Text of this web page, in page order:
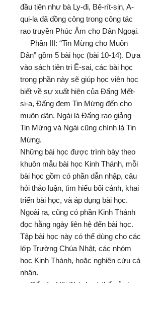
đầu tiên như bà Ly-đi, Bê-rít-sin, A-
qui-la đã đồng công trong công tác
rao truyền Phúc Âm cho Dân Ngoại.
Phần III: “Tin Mừng cho Muôn
Dân” gồm 5 bài học (bài 10-14). Dựa
vào sách tiên tri Ê-sai, các bài học
trong phần này sẽ giúp học viên học
biết về sự xuất hiện của Đấng Mết-
si-a, Đấng đem Tin Mừng đến cho
muôn dân. Ngài là Đấng rao giảng
Tin Mừng và Ngài cũng chính là Tin
Mừng.
Những bài học được trình bày theo
khuôn mẫu bài học Kinh Thánh, mỗi
bài học gồm có phần dẫn nhập, câu
hỏi thảo luận, tìm hiểu bối cảnh, khai
triển bài học, và áp dụng bài học.
Ngoài ra, cũng có phần Kinh Thánh
đọc hằng ngày liên hệ đến bài học.
Tập bài học này có thể dùng cho các
lớp Trường Chúa Nhật, các nhóm
học Kinh Thánh, hoặc nghiên cứu cá
nhân.
Để các Hội Thánh có thể sử dụng